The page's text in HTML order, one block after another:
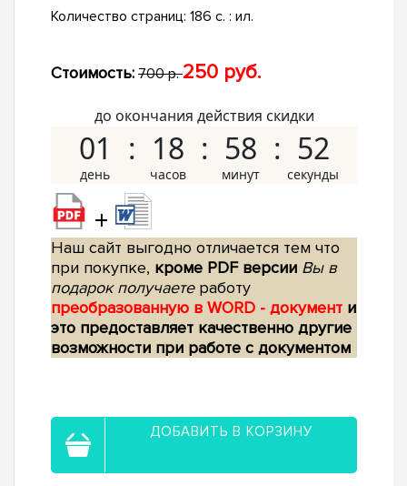
Количество страниц: 186 с. : ил.
Стоимость: 700 р.250 руб.
до окончания действия скидки
01 18 58 51
+
Наш сайт выгодно отличается тем что
при покупке, кроме PDF версии Вы в
подарок получаетеработу
преобразованную в WORD - документ и
это предоставляет качественно другие
возможности при работе с документом
ДОБАВИТЬ В КОРЗИНУ